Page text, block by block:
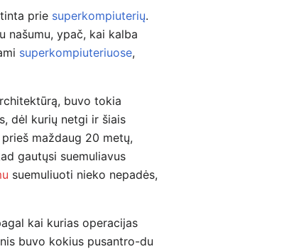
prie superkompiuterių.
našumu, ypač, kai kalba
superkompiuteriuose,
buvo tokia
dėl kurių netgi ir šiais
maždaug 20 metų,
gautųsi suemuliavus
suemuliuoti nieko nepadės,
kai kurias operacijas
buvo kokius pusantro-du